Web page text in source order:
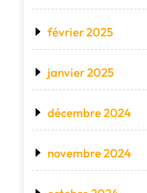
février 2025
janvier 2025
décembre 2024
novembre 2024